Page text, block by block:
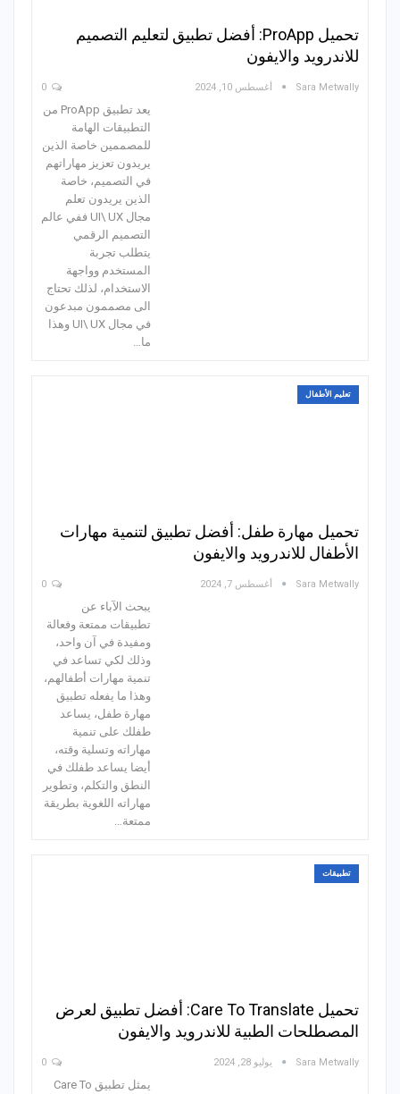
تحميل ProApp: أفضل تطبيق لتعليم التصميم
للاندرويد والايفون
Sara Metwally أغسطس 10, 2024
يعد تطبيق ProApp من
التطبيقات الهامة
للمصممين خاصة الذين
يريدون تعزيز مهاراتهم
في التصميم، خاصة
الذين يريدون تعلم
مجال UI\ UX ففي عالم
التصميم الرقمي
يتطلب تجربة
المستخدم وواجهة
الاستخدام، لذلك تحتاج
الى مصممون مبدعون
في مجال UI\ UX وهذا
ما…
تعليم الأطفال
تحميل مهارة طفل: أفضل تطبيق لتنمية مهارات
الأطفال للاندرويد والايفون
Sara Metwally أغسطس 7, 2024
يبحث الآباء عن
تطبيقات ممتعة وفعالة
ومفيدة في آن واحد،
وذلك لكي تساعد في
تنمية مهارات أطفالهم،
وهذا ما يفعله تطبيق
مهارة طفل، يساعد
طفلك على تنمية
مهاراته وتسلية وقته،
أيضا يساعد طفلك في
النطق والتكلم، وتطوير
مهاراته اللغوية بطريقة
ممتعة…
تطبيقات
تحميل Care To Translate: أفضل تطبيق لعرض
المصطلحات الطبية للاندرويد والايفون
Sara Metwally يوليو 28, 2024
يمثل تطبيق Care To